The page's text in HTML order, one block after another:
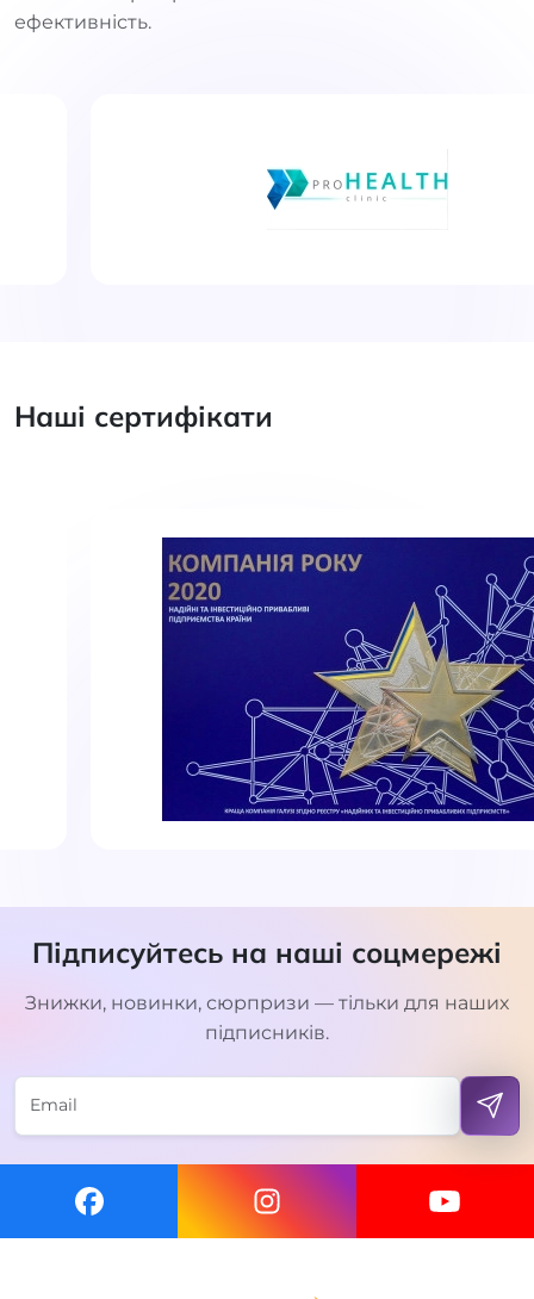
ефективність.
Наші сертифікати
Підписуйтесь на наші соцмережі
Знижки, новинки, сюрпризи — тільки для наших
підписників.